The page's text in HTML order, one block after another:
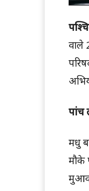
वाले
पांच
मधु
मौके